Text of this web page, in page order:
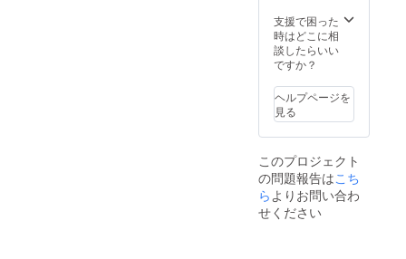
支援で困った
時はどこに相
談したらいい
ですか？
ヘルプページを
見る
このプロジェクト
の問題報告はこち
ら よりお問い合わ
せください